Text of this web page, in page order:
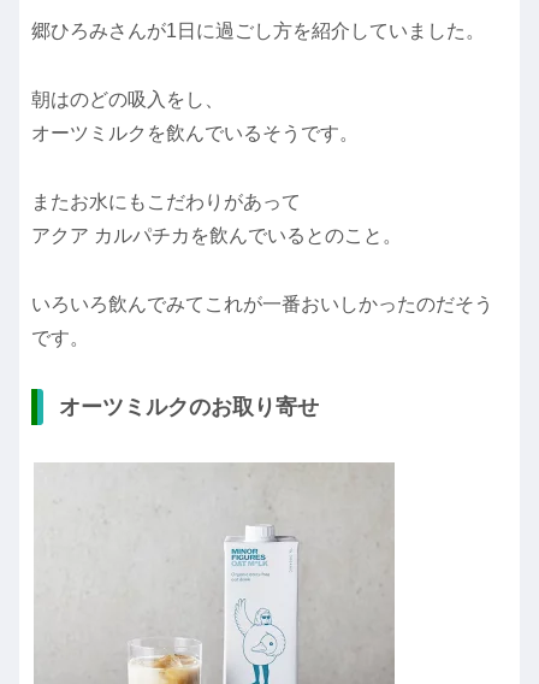
郷ひろみさんが1日に過ごし方を紹介していました。
朝はのどの吸入をし、
オーツミルクを飲んでいるそうです。
またお水にもこだわりがあって
アクア カルパチカを飲んでいるとのこと。
いろいろ飲んでみてこれが一番おいしかったのだそう
です。
オーツミルクのお取り寄せ